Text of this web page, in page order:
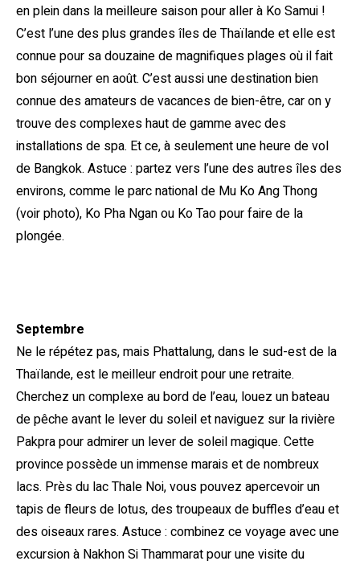
en plein dans la meilleure saison pour aller à Ko Samui !
C’est l’une des plus grandes îles de Thaïlande et elle est
connue pour sa douzaine de magnifiques plages où il fait
bon séjourner en août. C’est aussi une destination bien
connue des amateurs de vacances de bien-être, car on y
trouve des complexes haut de gamme avec des
installations de spa. Et ce, à seulement une heure de vol
de Bangkok. Astuce : partez vers l’une des autres îles des
environs, comme le parc national de Mu Ko Ang Thong
(voir photo), Ko Pha Ngan ou Ko Tao pour faire de la
plongée.
Septembre
Ne le répétez pas, mais Phattalung, dans le sud-est de la
Thaïlande, est le meilleur endroit pour une retraite.
Cherchez un complexe au bord de l’eau, louez un bateau
de pêche avant le lever du soleil et naviguez sur la rivière
Pakpra pour admirer un lever de soleil magique. Cette
province possède un immense marais et de nombreux
lacs. Près du lac Thale Noi, vous pouvez apercevoir un
tapis de fleurs de lotus, des troupeaux de buffles d’eau et
des oiseaux rares. Astuce : combinez ce voyage avec une
excursion à Nakhon Si Thammarat pour une visite du